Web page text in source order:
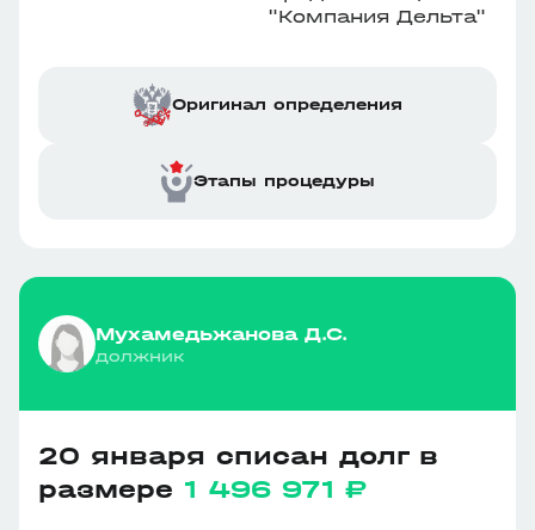
"Компания Дельта"
Оригинал определения
Этапы процедуры
Мухамедьжанова Д.С.
должник
20 января списан долг в
размере 1 496 971 ₽